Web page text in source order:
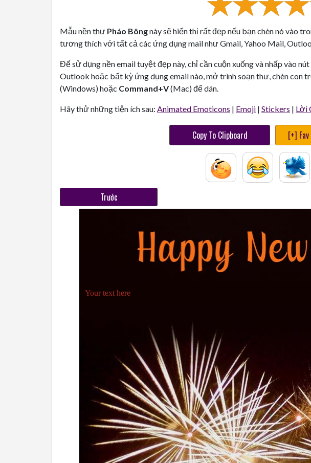
Mẫu nền thư Pháo Bôngnày sẽ hiển thị rất đẹp nếu bạn chèn nó vào
tương thích với tất cả các ứng dụng mail như Gmail, Yahoo Mail,
Để sử dụng nền email tuyệt đẹp này, chỉ cần cuộn xuống và nhấp vào nút
Outlook hoặc bất kỳ ứng dụng email nào, mở trình soạn thư, chèn con
(Windows) hoặc Command+V(Mac) để dán.
Hãy thử những tiện ích sau: Animated Emoticons | Emoji | Stickers | Lời
Copy To Clipboard [+]
Trước
Your text here